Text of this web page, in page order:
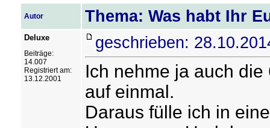
Autor Thema: Was habt Ihr
Deluxe
Beiträge:
14.007
Registriert am:
13.12.2001
geschrieben:
Ich nehme ja auch
auf einmal.
Daraus fülle ich in